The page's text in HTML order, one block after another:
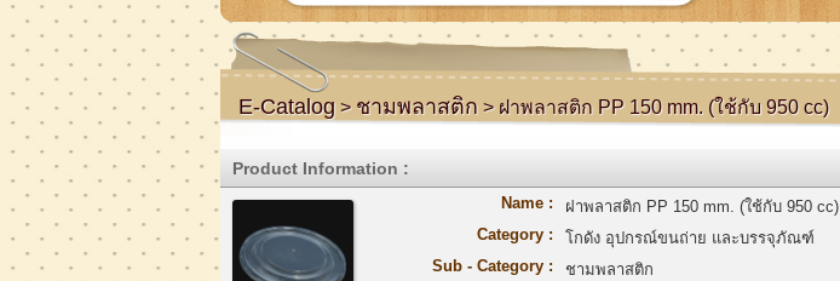
E-Catalog > ชามพลาสติก > ฝาพลาสติก PP 150 mm. (ใช้กับ 950 cc)
Product Information :
Name :
ฝาพลาสติก PP 150 mm. (ใช้กับ 950 cc)
Category :
โกดัง อุปกรณ์ขนถ่าย และบรรจุภัณฑ์
Sub - Category :
ชามพลาสติก